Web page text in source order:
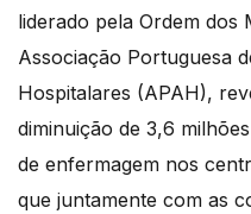
liderado pela Ordem dos
Associação Portuguesa
Hospitalares (APAH),
diminuição de 3,6
de enfermagem nos
que juntamente com as